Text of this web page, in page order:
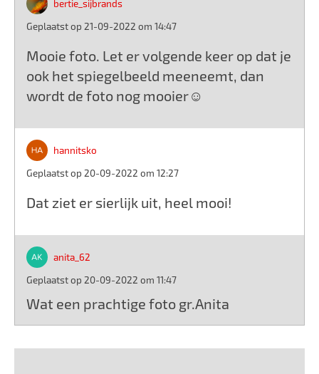
bertie_sijbrands
Geplaatst op 21-09-2022 om 14:47
Mooie foto. Let er volgende keer op dat je
ook het spiegelbeeld meeneemt, dan
wordt de foto nog mooier☺
hannitsko
Geplaatst op 20-09-2022 om 12:27
Dat ziet er sierlijk uit, heel mooi!
anita_62
Geplaatst op 20-09-2022 om 11:47
Wat een prachtige foto gr.Anita